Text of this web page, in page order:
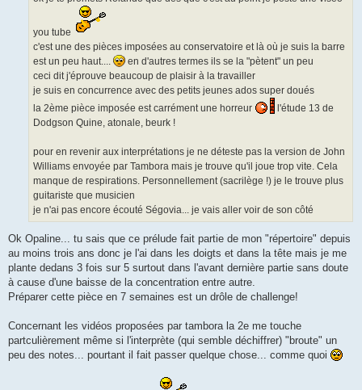
you tube
c'est une des pièces imposées au conservatoire et là où je suis la barre
est un peu haut....
en d'autres termes ils se la "pètent" un peu
ceci dit j'éprouve beaucoup de plaisir à la travailler
je suis en concurrence avec des petits jeunes ados super doués
la 2ème pièce imposée est carrément une horreur
l'étude 13 de
Dodgson Quine, atonale, beurk !
pour en revenir aux interprétations je ne déteste pas la version de John
Williams envoyée par Tambora mais je trouve qu'il joue trop vite. Cela
manque de respirations. Personnellement (sacrilège !) je le trouve plus
guitariste que musicien
je n'ai pas encore écouté Ségovia... je vais aller voir de son côté
Ok Opaline... tu sais que ce prélude fait partie de mon "répertoire" depuis
au moins trois ans donc je l'ai dans les doigts et dans la tête mais je me
plante dedans 3 fois sur 5 surtout dans l'avant dernière partie sans doute
à cause d'une baisse de la concentration entre autre.
Préparer cette pièce en 7 semaines est un drôle de challenge!
Concernant les vidéos proposées par tambora la 2e me touche
partculièrement même si l'interprète (qui semble déchiffrer) "broute" un
peu des notes... pourtant il fait passer quelque chose... comme quoi